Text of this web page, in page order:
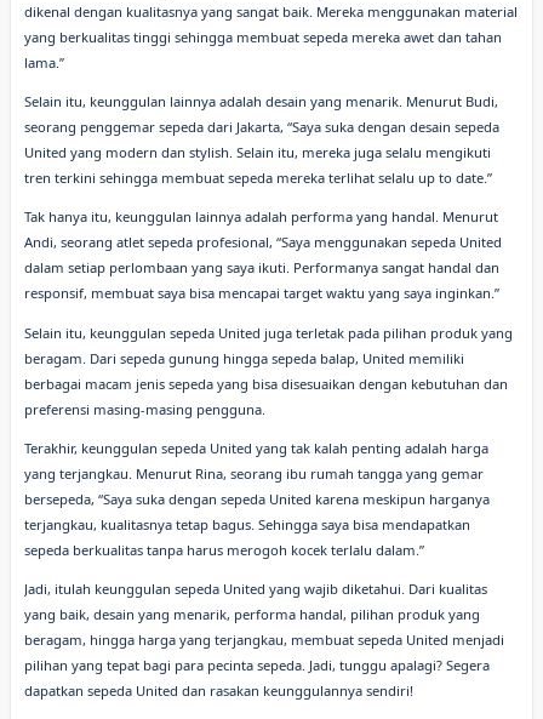
dikenal dengan kualitasnya yang sangat baik. Mereka menggunakan material
yang berkualitas tinggi sehingga membuat sepeda mereka awet dan tahan
lama.”
Selain itu, keunggulan lainnya adalah desain yang menarik. Menurut Budi,
seorang penggemar sepeda dari Jakarta, “Saya suka dengan desain sepeda
United yang modern dan stylish. Selain itu, mereka juga selalu mengikuti
tren terkini sehingga membuat sepeda mereka terlihat selalu up to date.”
Tak hanya itu, keunggulan lainnya adalah performa yang handal. Menurut
Andi, seorang atlet sepeda profesional, “Saya menggunakan sepeda United
dalam setiap perlombaan yang saya ikuti. Performanya sangat handal dan
responsif, membuat saya bisa mencapai target waktu yang saya inginkan.”
Selain itu, keunggulan sepeda United juga terletak pada pilihan produk yang
beragam. Dari sepeda gunung hingga sepeda balap, United memiliki
berbagai macam jenis sepeda yang bisa disesuaikan dengan kebutuhan dan
preferensi masing-masing pengguna.
Terakhir, keunggulan sepeda United yang tak kalah penting adalah harga
yang terjangkau. Menurut Rina, seorang ibu rumah tangga yang gemar
bersepeda, “Saya suka dengan sepeda United karena meskipun harganya
terjangkau, kualitasnya tetap bagus. Sehingga saya bisa mendapatkan
sepeda berkualitas tanpa harus merogoh kocek terlalu dalam.”
Jadi, itulah keunggulan sepeda United yang wajib diketahui. Dari kualitas
yang baik, desain yang menarik, performa handal, pilihan produk yang
beragam, hingga harga yang terjangkau, membuat sepeda United menjadi
pilihan yang tepat bagi para pecinta sepeda. Jadi, tunggu apalagi? Segera
dapatkan sepeda United dan rasakan keunggulannya sendiri!